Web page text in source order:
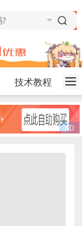
技术教程